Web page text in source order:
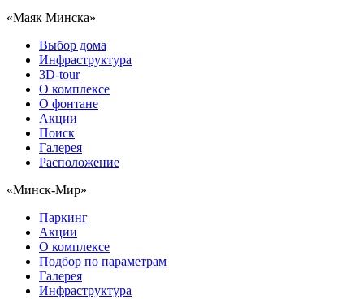
«Маяк Минска»
Выбор дома
Инфраструктура
3D-tour
О комплексе
О фонтане
Акции
Поиск
Галерея
Расположение
«Минск-Мир»
Паркинг
Акции
О комплексе
Подбор по параметрам
Галерея
Инфраструктура